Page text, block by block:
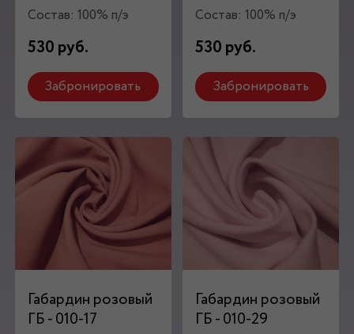
Состав: 100% п/э
530 руб.
Забронировать
Состав: 100% п/э
530 руб.
Забронировать
Габардин розовый
ГБ - 010-17
Габардин розовый
ГБ - 010-29